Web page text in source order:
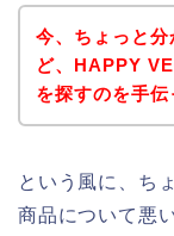
今、ちょっと
ど、HAPPY
を探すのを手
という風に、ち
商品について悪